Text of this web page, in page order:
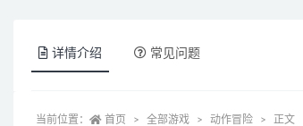
详情介绍 常见问题
当前位置： 首页 全部游戏 动作冒险 正文